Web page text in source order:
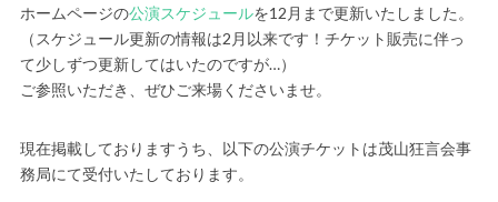
ホームページの公演スケジュールを12月まで更新いたしました。
（スケジュール更新の情報は2月以来です！チケット販売に伴っ
て少しずつ更新してはいたのですが…）
ご参照いただき、ぜひご来場くださいませ。
現在掲載しておりますうち、以下の公演チケットは茂山狂言会事
務局にて受付いたしております。